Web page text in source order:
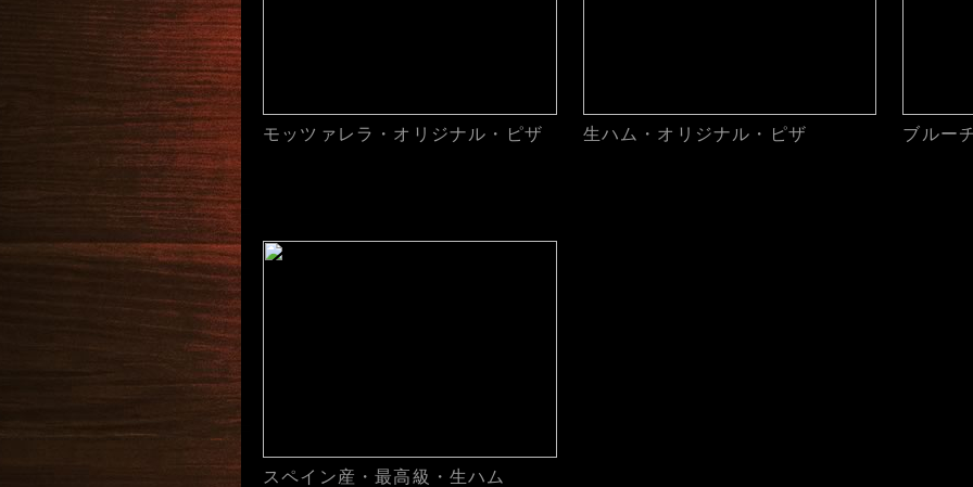
モッツァレラ・オリジナル・ピザ 生ハム・オリジナル・ピザ ブルー
スペイン産・最高級・生ハム